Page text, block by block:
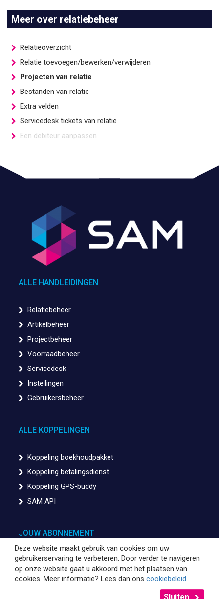
Meer over relatiebeheer
Relatieoverzicht
Relatie toevoegen/bewerken/verwijderen
Projecten van relatie
Bestanden van relatie
Extra velden
Servicedesk tickets van relatie
Een debiteur aanpassen
ALLE HANDLEIDINGEN
Relatiebeheer
Artikelbeheer
Projectbeheer
Voorraadbeheer
Servicedesk
Instellingen
Gebruikersbeheer
ALLE KOPPELINGEN
Koppeling boekhoudpakket
Koppeling betalingsdienst
Koppeling GPS-buddy
SAM API
JOUW ABONNEMENT
Factuurgegevens
SAM opzeggen
Algemene Verordening Gegevensbescherming
Deze website maakt gebruik van cookies om uw
gebruikerservaring te verbeteren. Door verder te navigeren
op onze website gaat u akkoord met het plaatsen van
cookies. Meer informatie? Lees dan ons cookiebeleid.
Sluiten